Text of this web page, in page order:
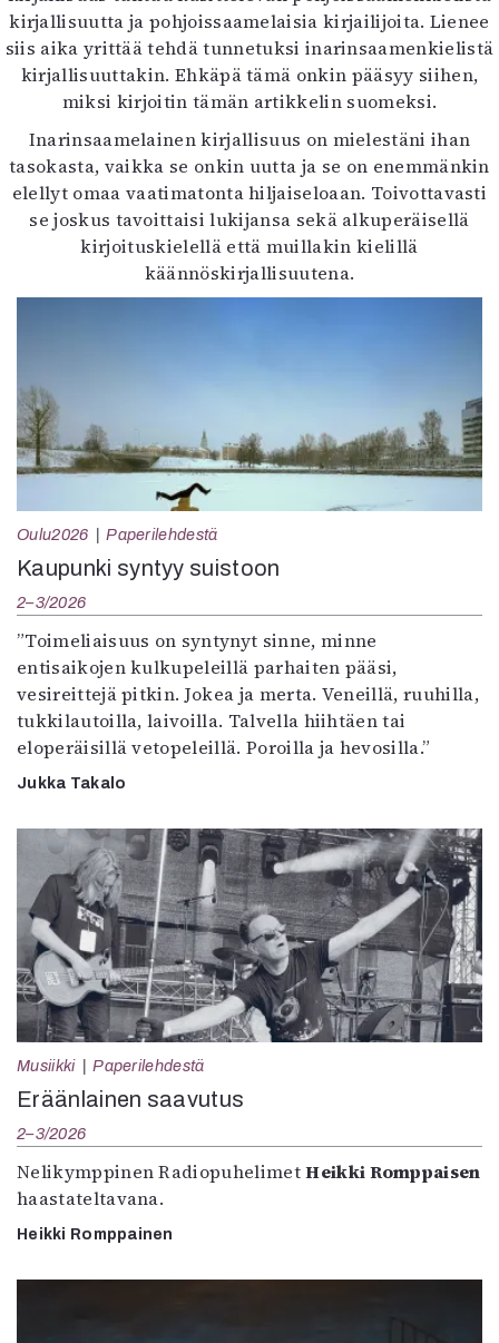
kirjallisuutta ja pohjoissaamelaisia kirjailijoita. Lienee
siis aika yrittää tehdä tunnetuksi inarinsaamenkielistä
kirjallisuuttakin. Ehkäpä tämä onkin pääsyy siihen,
miksi kirjoitin tämän artikkelin suomeksi.
Inarinsaamelainen kirjallisuus on mielestäni ihan
tasokasta, vaikka se onkin uutta ja se on enemmänkin
elellyt omaa vaatimatonta hiljaiseloaan. Toivottavasti
se joskus tavoittaisi lukijansa sekä alkuperäisellä
kirjoituskielellä että muillakin kielillä
käännöskirjallisuutena.
Oulu2026 Paperilehdestä
Kaupunki syntyy suistoon
2–3/2026
”Toimeliaisuus on syntynyt sinne, minne
entisaikojen kulkupeleillä parhaiten pääsi,
vesireittejä pitkin. Jokea ja merta. Veneillä, ruuhilla,
tukkilautoilla, laivoilla. Talvella hiihtäen tai
eloperäisillä vetopeleillä. Poroilla ja hevosilla.”
Jukka Takalo
Musiikki Paperilehdestä
Eräänlainen saavutus
2–3/2026
Nelikymppinen RadiopuhelimetHeikki Romppaisen
haastateltavana.
Heikki Romppainen